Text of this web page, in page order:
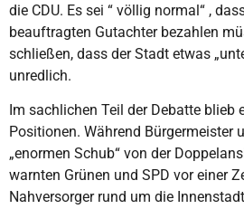
die CDU. Es sei “ völlig normal“ ,
beauftragten Gutachter bezahlen
schließen, dass der Stadt etwas
unredlich.
Im sachlichen Teil der Debatte blieb
Positionen. Während Bürgermeister
„enormen Schub“ von der
warnten Grünen und SPD vor einer
Nahversorger rund um die